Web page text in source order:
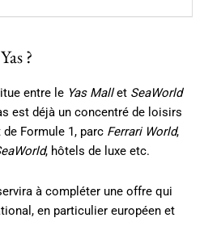
?
entre le Yas Mallet SeaWorld
est déjà un concentré de loisirs
Formule 1, parc Ferrari World,
, hôtels de luxe etc.
à compléter une offre qui
en particulier européen et